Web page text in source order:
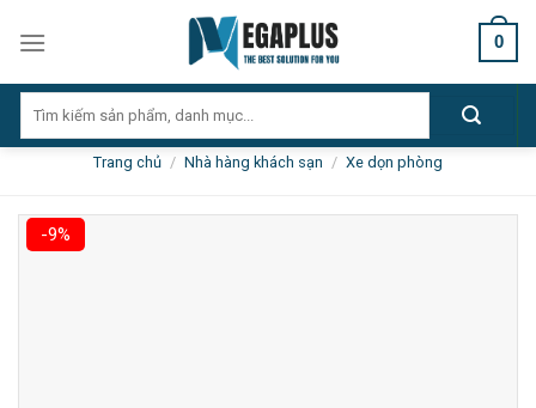
0
kiếm:
Trang chủ / Nhà hàng khách sạn / Xe dọn phòng
-9%